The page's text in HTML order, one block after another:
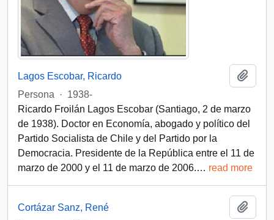
Lagos Escobar, Ricardo
Persona
· 1938-
Ricardo Froilán Lagos Escobar (Santiago, 2 de marzo
de 1938). Doctor en Economía, abogado y político del
Partido Socialista de Chile y del Partido por la
Democracia. Presidente de la República entre el 11 de
marzo de 2000 y el 11 de marzo de 2006.… read more
Cortázar Sanz, René